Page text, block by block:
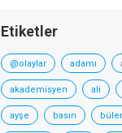
Etiketler
@olaylar adamı
akademisyen ali
ayşe basın